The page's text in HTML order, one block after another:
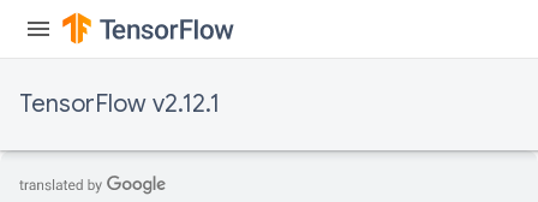
TensorFlow v2.12.1